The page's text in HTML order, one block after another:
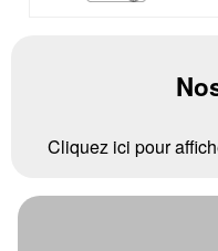
Cliquez ici pour